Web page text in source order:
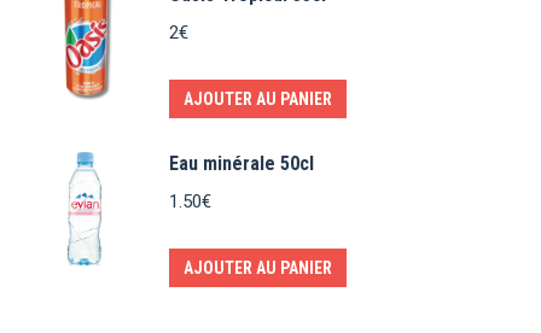
2€
AJOUTER AU PANIER
Eau minérale 50cl
1.50€
AJOUTER AU PANIER